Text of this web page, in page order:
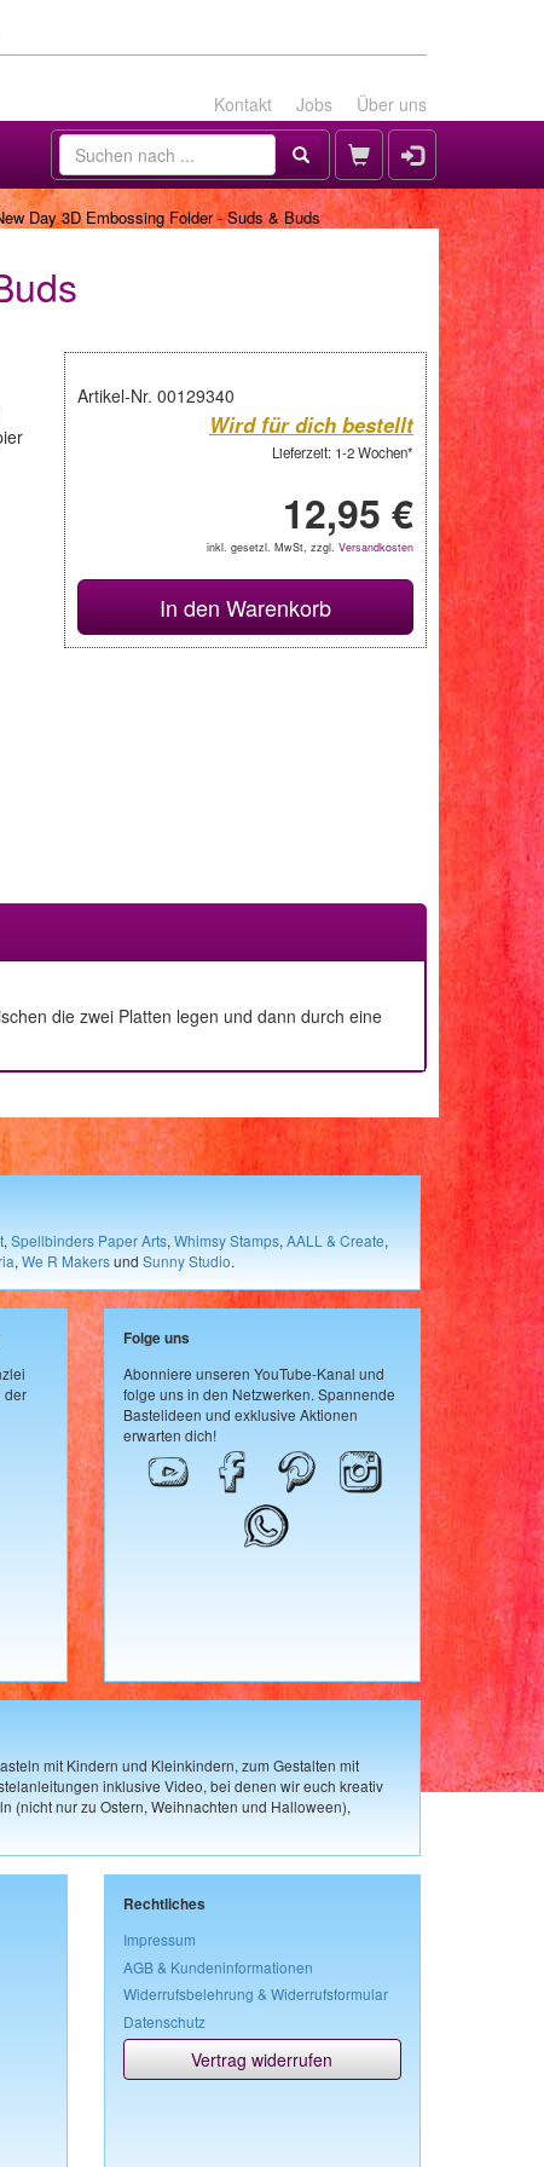
Kontakt Jobs Über uns
Day 3D Embossing Folder - Suds & Buds
Artikel-Nr. 00129340
Wird für dich bestellt
Lieferzeit: 1-2 Wochen*
12,95 €
inkl. gesetzl. MwSt, zzgl. Versandkosten
In den Warenkorb
die zwei Platten legen und dann durch eine
, Spellbinders Paper Arts, Whimsy Stamps, AALL & Create,
, We R Makersund Sunny Studio.
der
Folge uns
Abonniere unseren YouTube-Kanal und
folge uns in den Netzwerken. Spannende
Bastelideen und exklusive Aktionen
erwarten dich!
mit Kindern und Kleinkindern, zum Gestalten mit
inklusive Video, bei denen wir euch kreativ
(nicht nur zu Ostern, Weihnachten und Halloween),
Rechtliches
Impressum
AGB & Kundeninformationen
Widerrufsbelehrung & Widerrufsformular
Datenschutz
Vertrag widerrufen